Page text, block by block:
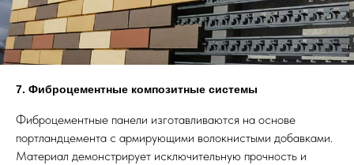
7. Фиброцементные композитные системы
Фиброцементные панели изготавливаются на основе
портландцемента с армирующими волокнистыми добавками.
Материал демонстрирует исключительную прочность и